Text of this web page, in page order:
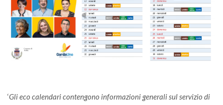
‘Gli eco calendari contengono informazioni generali sul servizio di